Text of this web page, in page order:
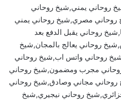
روحاني يمني,شيخ روحاني
مصري,شيخ روحاني يمني
روحاني يقبل الدفع بعد
روحاني يعالج بالمجان,شيخ
روحاني واتس اب,شيخ روحاني
روحاني مجرب ومضمون,شيخ روحاني
روحاني مجاني وصادق,شيخ روحاني
روحاني نيجيري,شيخ